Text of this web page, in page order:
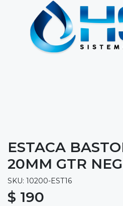
ESTACA
20MM GTR
SKU: 10200-EST16
$ 190